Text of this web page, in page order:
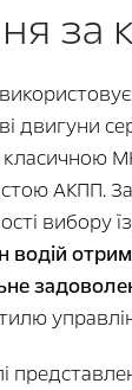
за
двигуни
класичною
АКПП.
вибору
водій